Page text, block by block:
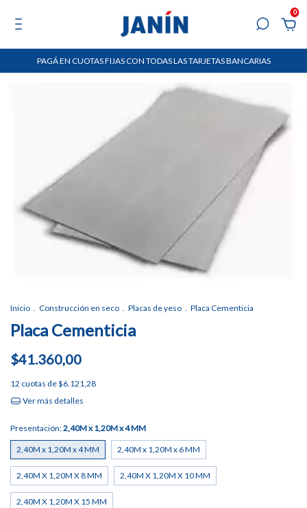
0
PAGÁ EN CUOTAS FIJAS CON TODAS LAS TARJETAS BANCARIAS
Inicio . Construcción en seco . Placas de yeso . Placa Cementicia
Placa Cementicia
$41.360,00
12 cuotas de$6.121,28
Ver más detalles
Presentación:2,40M x 1,20M x 4 MM
2,40M x 1,20M x 4 MM 2,40M x 1,20M x 6 MM
2,40M X 1,20M X 8 MM 2,40M X 1,20M X 10 MM
2,40M X 1,20M X 15 MM